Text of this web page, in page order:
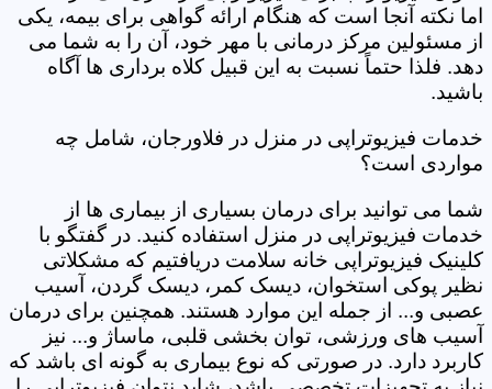
اما نکته آنجا است که هنگام ارائه گواهی برای بیمه، یکی
از مسئولین مرکز درمانی با مهر خود، آن را به شما می
دهد. فلذا حتماً نسبت به این قبیل کلاه برداری ها آگاه
باشید.
خدمات فیزیوتراپی در منزل در فلاورجان، شامل چه
مواردی است؟
شما می توانید برای درمان بسیاری از بیماری ها از
خدمات فیزیوتراپی در منزل استفاده کنید. در گفتگو با
کلینیک فیزیوتراپی خانه سلامت دریافتیم که مشکلاتی
نظیر پوکی استخوان، دیسک کمر، دیسک گردن، آسیب
عصبی و... از جمله این موارد هستند. همچنین برای درمان
آسیب های ورزشی، توان بخشی قلبی، ماساژ و... نیز
کاربرد دارد. در صورتی که نوع بیماری به گونه ای باشد که